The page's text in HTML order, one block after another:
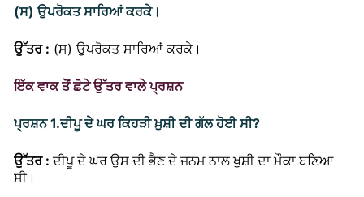
(ਸ) ਉਪਰੋਕਤ ਸਾਰਿਆਂ ਕਰਕੇ।
ਉੱਤਰ : (ਸ) ਉਪਰੋਕਤ ਸਾਰਿਆਂ ਕਰਕੇ।
ਇੱਕ ਵਾਕ ਤੋਂ ਛੋਟੇ ਉੱਤਰ ਵਾਲੇ ਪ੍ਰਸ਼ਨ
ਪ੍ਰਸ਼ਨ 1.ਦੀਪੂ ਦੇ ਘਰ ਕਿਹੜੀ ਖ਼ੁਸ਼ੀ ਦੀ ਗੱਲ ਹੋਈ ਸੀ?
ਉੱਤਰ :ਦੀਪੂ ਦੇ ਘਰ ਉਸ ਦੀ ਭੈਣ ਦੇ ਜਨਮ ਨਾਲ ਖੁਸ਼ੀ ਦਾ ਮੌਕਾ ਬਣਿਆ
ਸੀ।